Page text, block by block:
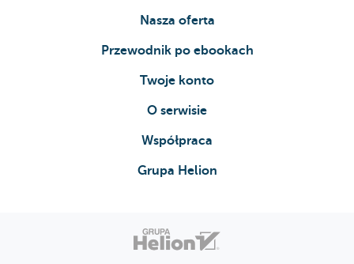
Nasza oferta
Przewodnik po ebookach
Twoje konto
O serwisie
Współpraca
Grupa Helion